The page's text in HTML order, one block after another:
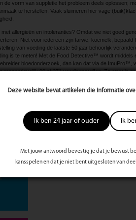
Deze website bevat artikelen die informatie
Ik ben 24 jaar of ouder Ik
Met jouw antwoord bevestig je dat je bewust
kansspelen en dat je niet bent uitgesloten van
de vorm van suppletie het probleem deels oplossen;
te herstellen. Vaak sluimeren hier vage
­allergieën en intoleranties? Omdat we niet goed
Niet voor iedereen zijn tarwe, koemelk, bepaald
van voeding de laatste 50 jaar behoorlijk
is te meten! Met de Food Detective™ wordt middels
bloedonderzoek, dan kan dat via de ImuPro™,
respectievelijk 90 of 271 voedingsstoffen. Zo weet je
de ­Praktijk voor Optimaal Welzijn.